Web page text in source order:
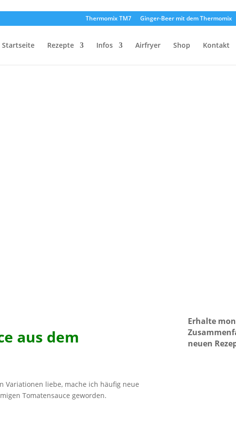
Thermomix TM7 Ginger-Beer mit dem Thermomix
Startseite Rezepte Infos Airfryer Shop Kontakt
aus dem
liebe, mache ich häufig neue
Tomatensauce geworden.
Erhalte
neuen